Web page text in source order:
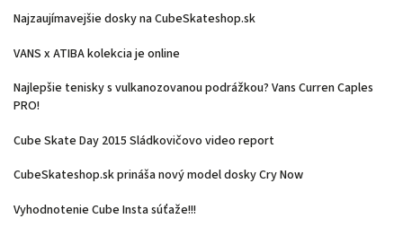
Najzaujímavejšie dosky na CubeSkateshop.sk
VANS x ATIBA kolekcia je online
Najlepšie tenisky s vulkanozovanou podrážkou? Vans Curren Caples
PRO!
Cube Skate Day 2015 Sládkovičovo video report
CubeSkateshop.sk prináša nový model dosky Cry Now
Vyhodnotenie Cube Insta súťaže!!!